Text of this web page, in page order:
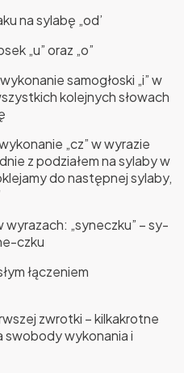
na sylabę „od’
„u” oraz „o”
samogłoski „i” w
kolejnych słowach
„cz” w wyrazie
z podziałem na sylaby w
do następnej sylaby,
„syneczku” – sy-
czku
łączeniem
zwrotki – kilkakrotne
swobody wykonania i